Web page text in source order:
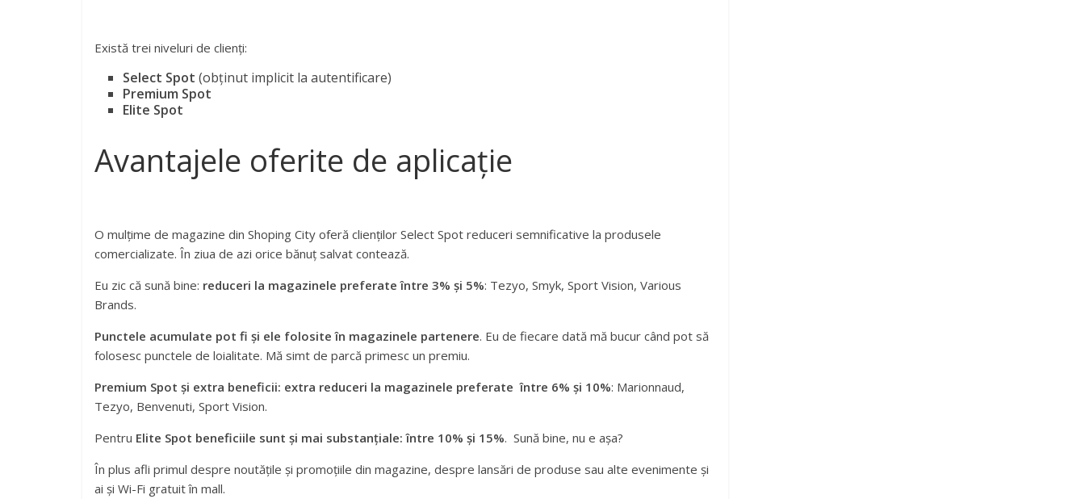
Există trei niveluri de clienți:
Select Spot (obținut implicit la autentificare)
Premium Spot
Elite Spot
Avantajele oferite de aplicație
O mulțime de magazine din Shoping City oferă clienților Select Spot reduceri semnificative la produsele
comercializate. În ziua de azi orice bănuț salvat contează.
Eu zic că sună bine: reduceri la magazinele preferate între 3% și 5%: Tezyo, Smyk, Sport Vision, Various
Brands.
Punctele acumulate pot fi și ele folosite în magazinele partenere. Eu de fiecare dată mă bucur când pot să
folosesc punctele de loialitate. Mă simt de parcă primesc un premiu.
Premium Spot și extra beneficii: extra reduceri la magazinele preferate între 6% și 10%: Marionnaud,
Tezyo, Benvenuti, Sport Vision.
Pentru Elite Spot beneficiile sunt și mai substanțiale: între 10% și 15%. Sună bine, nu e așa?
În plus afli primul despre noutățile și promoțiile din magazine, despre lansări de produse sau alte evenimente și
ai și Wi-Fi gratuit în mall.